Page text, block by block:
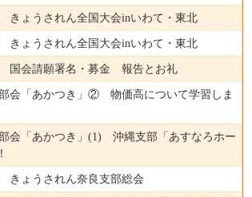
ょうされん全国大会inいわて・東北
ょうされん全国大会inいわて・東北
会請願署名・募金 報告とお礼
「あかつき」② 物価高について学習しま
「あかつき」(1) 沖縄支部「あすなろホー
ょうされん奈良支部総会